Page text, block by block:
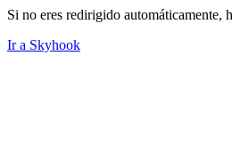
Si no eres redirigido automáticamente,
Ir a Skyhook